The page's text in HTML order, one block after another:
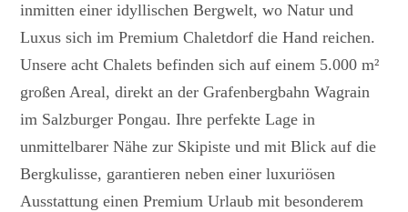
inmitten einer idyllischen Bergwelt, wo Natur und
Luxus sich im Premium Chaletdorf die Hand reichen.
Unsere acht Chalets befinden sich auf einem 5.000 m²
großen Areal, direkt an der Grafenbergbahn Wagrain
im Salzburger Pongau. Ihre perfekte Lage in
unmittelbarer Nähe zur Skipiste und mit Blick auf die
Bergkulisse, garantieren neben einer luxuriösen
Ausstattung einen Premium Urlaub mit besonderem